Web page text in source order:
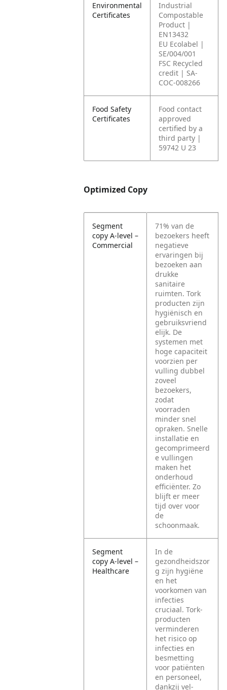
Environmental
Certificates
Industrial
Compostable
Product |
EN13432
EU Ecolabel |
SE/004/001
FSC Recycled
credit | SA-
COC-008266
Food Safety
Certificates
Food contact
approved
certified by a
third party |
59742 U 23
Optimized Copy
Segment
copy A-level –
Commercial
71% van de
bezoekers heeft
negatieve
ervaringen bij
bezoeken aan
drukke
sanitaire
ruimten. Tork
producten zijn
hygiënisch en
gebruiksvriend
elijk. De
systemen met
hoge capaciteit
voorzien per
vulling dubbel
zoveel
bezoekers,
zodat
voorraden
minder snel
opraken. Snelle
installatie en
gecomprimeerd
e vullingen
maken het
onderhoud
efficiënter. Zo
blijft er meer
tijd over voor
de
schoonmaak.
Segment
copy A-level –
Healthcare
In de
gezondheidszor
g zijn hygiëne
en het
voorkomen van
infecties
cruciaal. Tork-
producten
verminderen
het risico op
infecties en
besmetting
voor patiënten
en personeel,
dankzij vel-